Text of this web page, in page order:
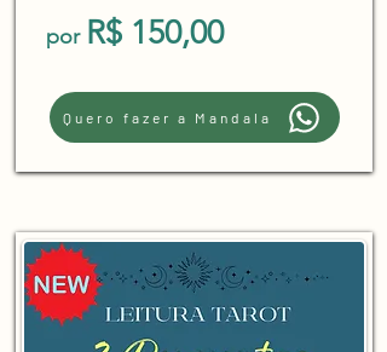
por R$ 150,00
Quero fazer a Mandala